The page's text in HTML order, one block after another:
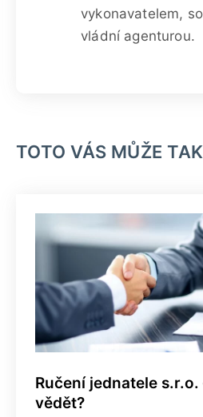
vykonavatelem,
vládní agenturou.
TOTO VÁS MŮŽE
Ručení jednatele
vědět?